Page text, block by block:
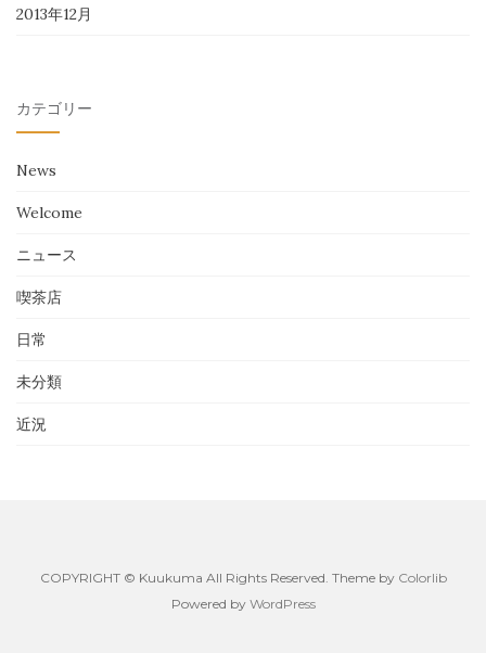
2013年12月
カテゴリー
News
Welcome
ニュース
喫茶店
日常
未分類
近況
COPYRIGHT © Kuukuma All Rights Reserved. Theme by Colorlib
Powered by WordPress